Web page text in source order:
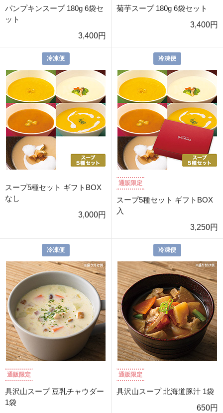
パンプキンスープ 180g 6袋セ
ット
3,400円
菊芋スープ 180g 6袋セット
3,400円
冷凍便
スープ5種セット ギフトBOX
なし
3,000円
冷凍便
通販限定
スープ5種セット ギフトBOX
入
3,250円
冷凍便
通販限定
具沢山スープ 豆乳チャウダー
1袋
冷凍便
通販限定
具沢山スープ 北海道豚汁 1袋
650円